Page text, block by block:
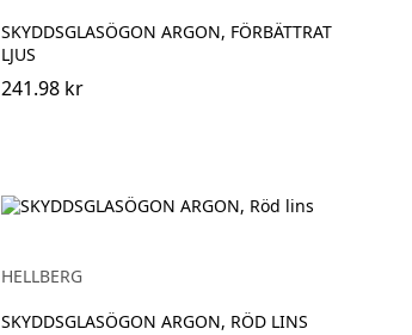
SKYDDSGLASÖGON ARGON, FÖRBÄTTRAT
LJUS
241.98 kr
HELLBERG
SKYDDSGLASÖGON ARGON, RÖD LINS